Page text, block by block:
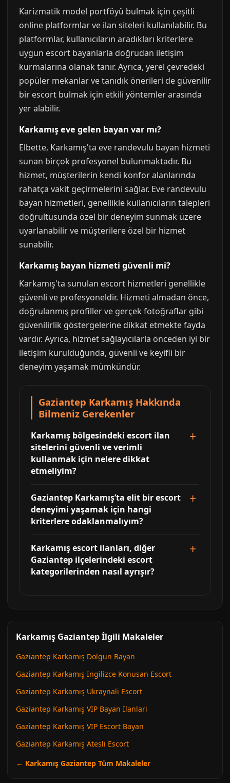
Karizmatik model portföyü bulmak için çeşitli
online platformlar ve ilan siteleri kullanılabilir. Bu
platformlar, kullanıcıların aradıkları kriterlere
uygun escort bayanlarla doğrudan iletişim
kurmalarına olanak tanır. Ayrıca, yerel çevredeki
popüler mekanlar ve tanıdık önerileri de güvenilir
bir escort bulmak için etkili yöntemler arasında
yer alabilir.
Karkamış eve gelen bayan var mı?
Elbette, Karkamış'ta eve randevulu bayan hizmeti
sunan birçok profesyonel bulunmaktadır. Bu
hizmet, müşterilerin kendi konfor alanlarında
rahatça vakit geçirmelerini sağlar. Eve randevulu
bayan hizmetleri, genellikle kullanıcıların talepleri
doğrultusunda özel bir deneyim sunmak üzere
uyarlanabilir ve müşterilere özel bir hizmet
sunabilir.
Karkamış bayan hizmeti güvenli mi?
Karkamış'ta sunulan escort hizmetleri genellikle
güvenli ve profesyoneldir. Hizmeti almadan önce,
doğrulanmış profiller ve gerçek fotoğraflar gibi
güvenilirlik göstergelerine dikkat etmekte fayda
vardır. Ayrıca, hizmet sağlayıcılarla önceden iyi bir
iletişim kurulduğunda, güvenli ve keyifli bir
deneyim yaşamak mümkündür.
Gaziantep Karkamış Hakkında
Bilmeniz Gerekenler
Karkamış bölgesindeki escort ilan
sitelerini güvenli ve verimli
kullanmak için nelere dikkat
etmeliyim?
Gaziantep Karkamış’ta elit bir escort
deneyimi yaşamak için hangi
kriterlere odaklanmalıyım?
Karkamış escort ilanları, diğer
Gaziantep ilçelerindeki escort
kategorilerinden nasıl ayrışır?
Karkamış Gaziantep İlgili Makaleler
Gaziantep Karkamış Dolgun Bayan
Gaziantep Karkamış Ingilizce Konusan Escort
Gaziantep Karkamış Ukraynali Escort
Gaziantep Karkamış VIP Bayan Ilanlari
Gaziantep Karkamış VIP Escort Bayan
Gaziantep Karkamış Atesli Escort
← Karkamış Gaziantep Tüm Makaleler